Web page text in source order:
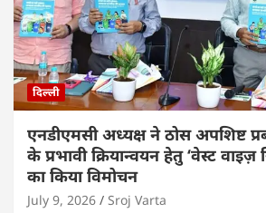
दिल्ली
एनडीएमसी अध्यक्ष ने ठोस अपशिष्ट
के प्रभावी क्रियान्वयन हेतु ‘वेस्ट वाइज़
का किया विमोचन
July 9, 2026 Sroj Varta